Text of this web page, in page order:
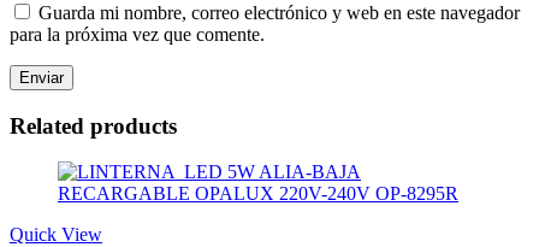
Guarda mi nombre, correo electrónico y web en este navegador
para la próxima vez que comente.
Related products
Quick View